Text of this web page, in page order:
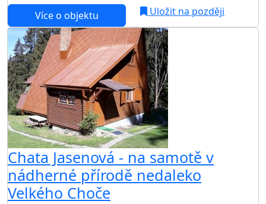
Více o objektu
Uložit na později
Chata Jasenová - na samotě v
nádherné přírodě nedaleko
Velkého Choče